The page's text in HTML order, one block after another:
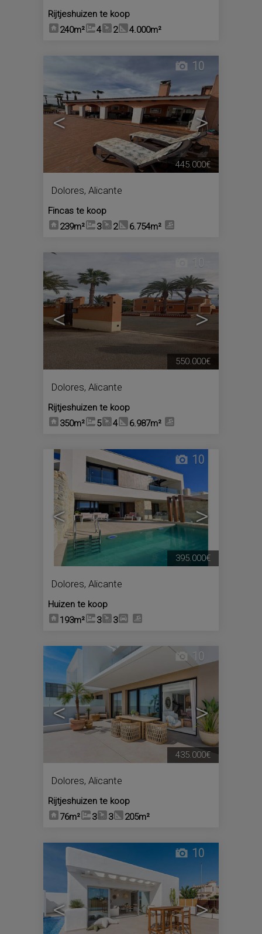
Rijtjeshuizen te koop
240m²
4 2 4.000m²
< >
10
Dolores, Alicante
Fincas te koop
239m²
3 2 6.754m²
445.000€
< >
10
Dolores, Alicante
Rijtjeshuizen te koop
350m²
5 4 6.987m²
550.000€
< >
10
Dolores, Alicante
Huizen te koop
193m²
3 3
395.000€
< >
10
Dolores, Alicante
Rijtjeshuizen te koop
76m²
3 3 205m²
435.000€
< >
10